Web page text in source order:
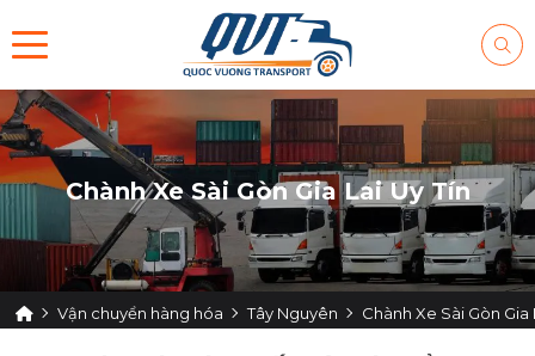
Chành Xe Sài Gòn Gia Lai Uy Tín
Vận chuyển hàng hóa Tây Nguyên Chành Xe Sài Gòn Gia